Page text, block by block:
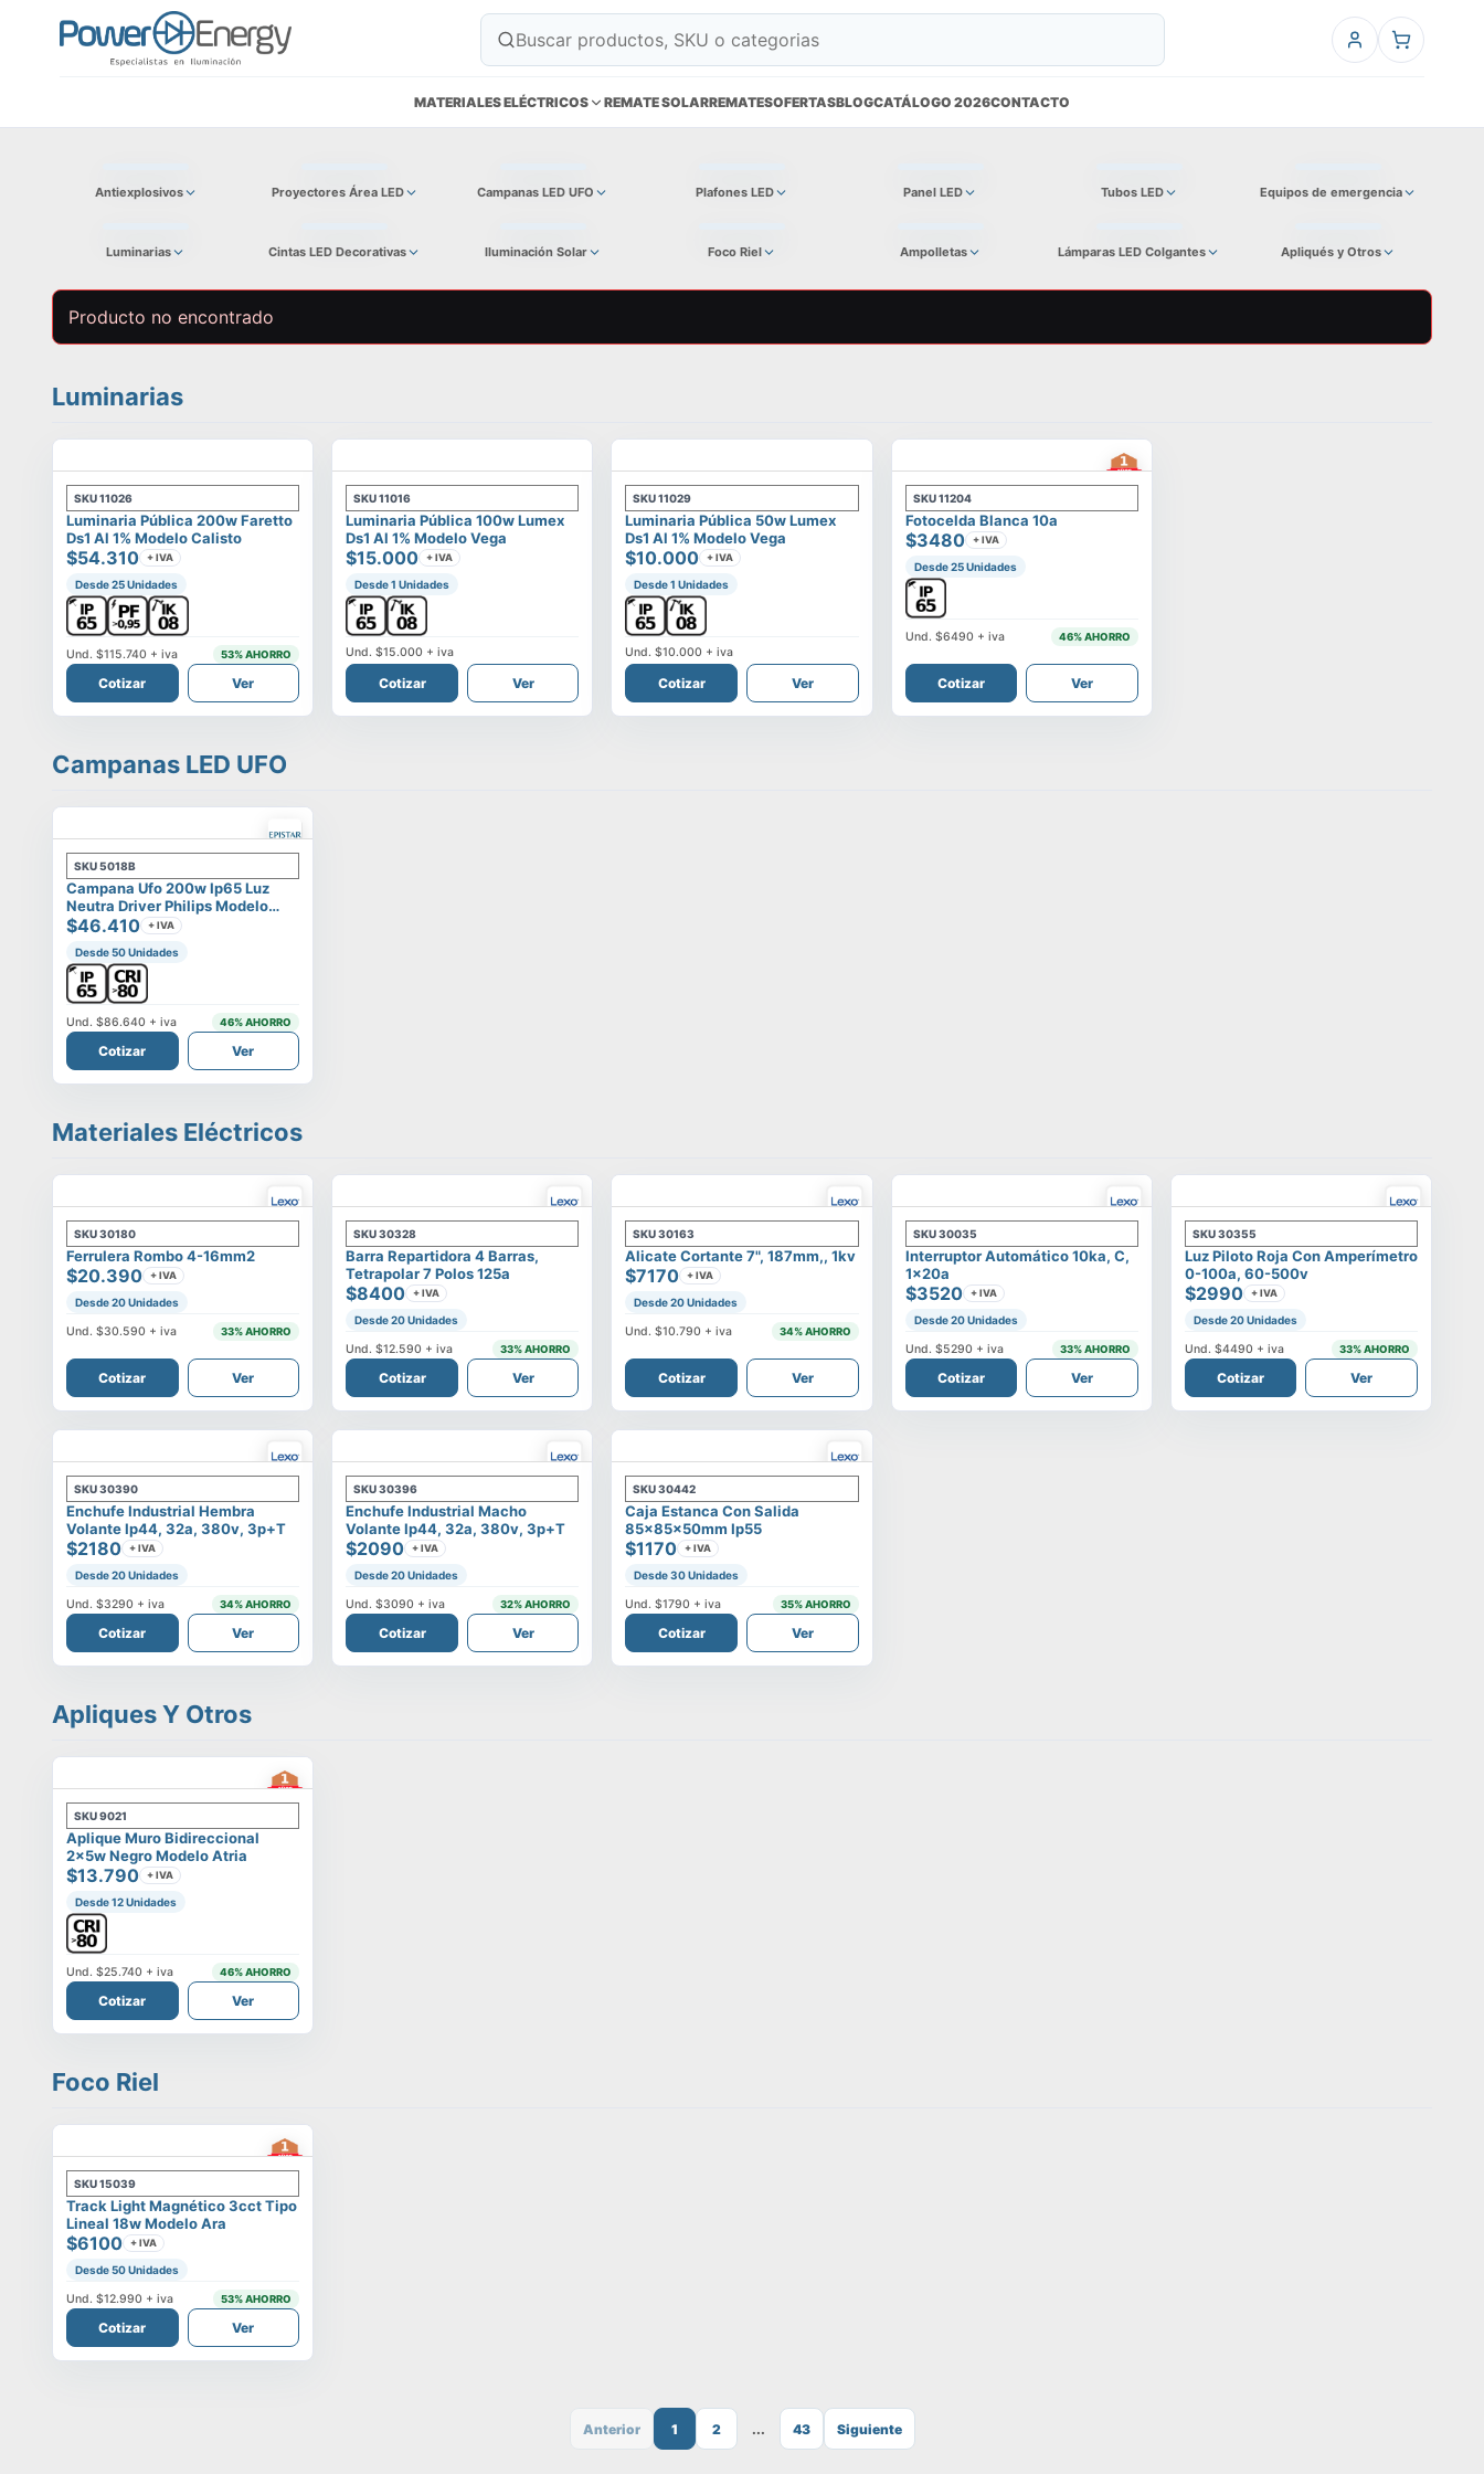
MATERIALES ELÉCTRICOS REMATE SOLARREMATESOFERTASBLOGCATÁLOGO 2026CONTACTO
Antiexplosivos Proyectores Área LED Campanas LED UFO Plafones LED Panel LED Tubos LED Equipos de emergencia
Luminarias Cintas LED Decorativas Iluminación Solar Foco Riel Ampolletas Lámparas LED Colgantes Apliqués y Otros
Producto no encontrado
Luminarias
SKU11026
Luminaria Pública 200w Faretto
Ds1 Al 1% Modelo Calisto
$54.310 + IVA
Desde 25 Unidades
Und.$115.740 + iva 53% AHORRO
Cotizar Ver
SKU11016
Luminaria Pública 100w Lumex
Ds1 Al 1% Modelo Vega
$15.000 + IVA
Desde 1 Unidades
Und.$15.000 + iva
Cotizar Ver
SKU11029
Luminaria Pública 50w Lumex
Ds1 Al 1% Modelo Vega
$10.000 + IVA
Desde 1 Unidades
Und.$10.000 + iva
Cotizar Ver
SKU11204
Fotocelda Blanca 10a
$3480 + IVA
Desde 25 Unidades
Und. $6490 + iva 46% AHORRO
Cotizar Ver
Campanas LED UFO
SKU5018B
Campana Ufo 200w Ip65 Luz
Neutra Driver Philips Modelo
Eltanin
$46.410 + IVA
Desde 50 Unidades
Und.$86.640 + iva 46% AHORRO
Cotizar Ver
Materiales Eléctricos
SKU30180
Ferrulera Rombo 4-16mm2
$20.390 + IVA
Desde 20 Unidades
Und.$30.590 + iva 33% AHORRO
Cotizar Ver
SKU30328
Barra Repartidora 4 Barras,
Tetrapolar 7 Polos 125a
$8400 + IVA
Desde 20 Unidades
Und.$12.590 + iva 33% AHORRO
Cotizar Ver
SKU30163
Alicate Cortante 7", 187mm,, 1kv
$7170 + IVA
Desde 20 Unidades
Und.$10.790 + iva 34% AHORRO
Cotizar Ver
SKU30035
Interruptor Automático 10ka, C,
1x20a
$3520 + IVA
Desde 20 Unidades
Und. $5290 + iva 33% AHORRO
Cotizar Ver
SKU30355
Luz Piloto Roja Con Amperímetro
0-100a, 60-500v
$2990 + IVA
Desde 20 Unidades
Und. $4490 + iva 33% AHORRO
Cotizar Ver
SKU30390
Enchufe Industrial Hembra
Volante Ip44, 32a, 380v, 3p+t
$2180 + IVA
Desde 20 Unidades
Und.$3290 + iva 34% AHORRO
Cotizar Ver
SKU30396
Enchufe Industrial Macho
Volante Ip44, 32a, 380v, 3p+t
$2090 + IVA
Desde 20 Unidades
Und.$3090 + iva 32% AHORRO
Cotizar Ver
SKU30442
Caja Estanca Con Salida
85x85x50mm Ip55
$1170 + IVA
Desde 30 Unidades
Und.$1790 + iva 35% AHORRO
Cotizar Ver
Apliques Y Otros
SKU9021
Aplique Muro Bidireccional
2x5w Negro Modelo Atria
$13.790 + IVA
Desde 12 Unidades
Und.$25.740 + iva 46% AHORRO
Cotizar Ver
Foco Riel
SKU15039
Track Light Magnético 3cct Tipo
Lineal 18w Modelo Ara
$6100 + IVA
Desde 50 Unidades
Und.$12.990 + iva 53% AHORRO
Cotizar Ver
Anterior 1 2 ... 43 Siguiente